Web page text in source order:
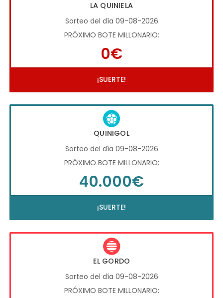
LA QUINIELA
Sorteo del día 09-08-2026
PRÓXIMO BOTE MILLONARIO:
0€
¡SUERTE!
QUINIGOL
Sorteo del día 09-08-2026
PRÓXIMO BOTE MILLONARIO:
40.000€
¡SUERTE!
EL GORDO
Sorteo del día 09-08-2026
PRÓXIMO BOTE MILLONARIO: